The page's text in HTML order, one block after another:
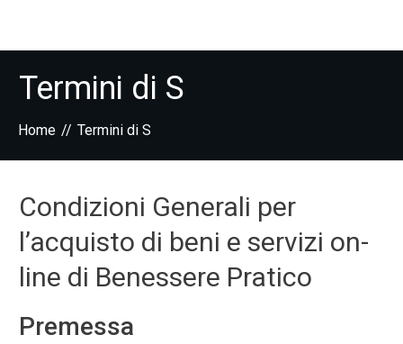
Termini di S
Home // Termini di S
Condizioni Generali per
l’acquisto di beni e servizi on-
line di Benessere Pratico
Premessa